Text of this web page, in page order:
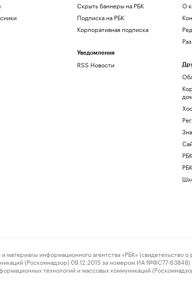
Скрыть баннеры на РБК
Подписка на РБК
Корпоративная подписка
Уведомления
RSS Новости
О
информационного агентства «РБК» (свидетельство о
(Роскомнадзор) 09.12.2015 за номером ИА №ФС77-63848)
технологий и массовых коммуникаций